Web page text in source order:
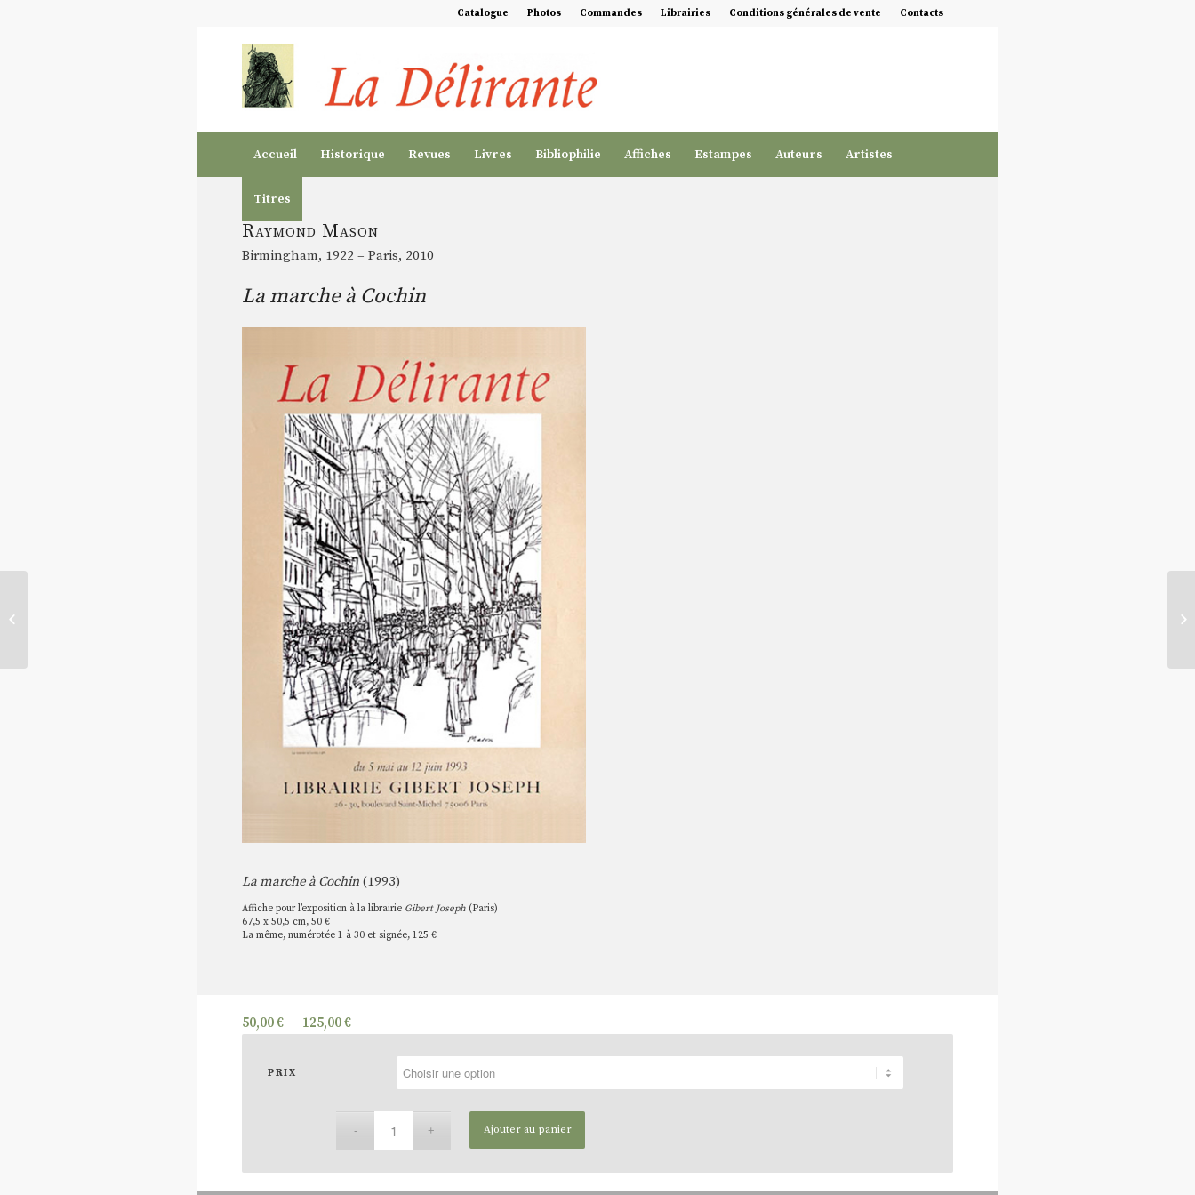
Catalogue Photos Commandes Librairies Conditions générales de vente Contacts
Accueil Historique Revues Livres Bibliophilie Affiches Estampes Auteurs Artistes
Titres
Raymond Mason
Birmingham, 1922 – Paris, 2010
La marche à Cochin
La marche à Cochin (1993)
Affiche pour l’exposition à la librairie Gibert Joseph (Paris)
67,5 x 50,5 cm, 50 €
La même, numérotée 1 à 30 et signée, 125 €
50,00€ – 125,00€Plage
125,00 €
PRIX
Ajouter au panier